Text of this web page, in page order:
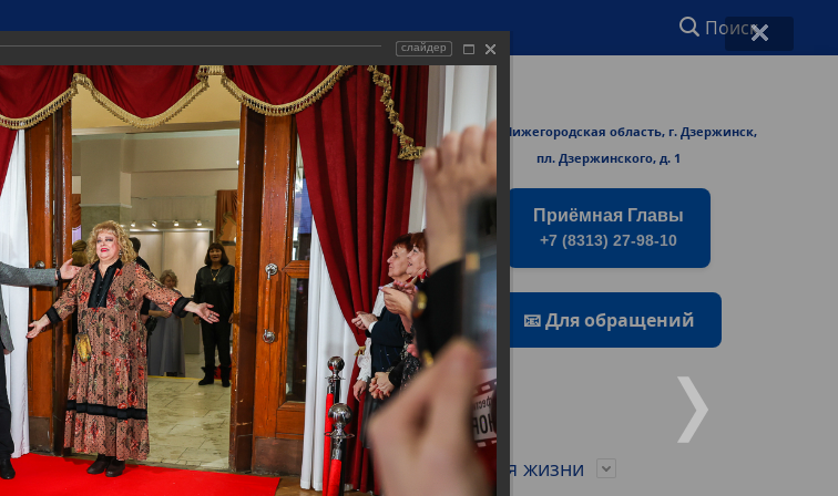
Поиск
Точный прогноз погоды в Дзержинске
https://world-weather.ru/informers/
🛜Карта WiFi🛜
606000 Нижегородская область, г. Дзержинск,
пл. Дзержинского, д. 1
Приёмная Главы
+7 (8313) 27-98-10
📧 Для обращений
Экономика и имущество Город для жизни
слайдер